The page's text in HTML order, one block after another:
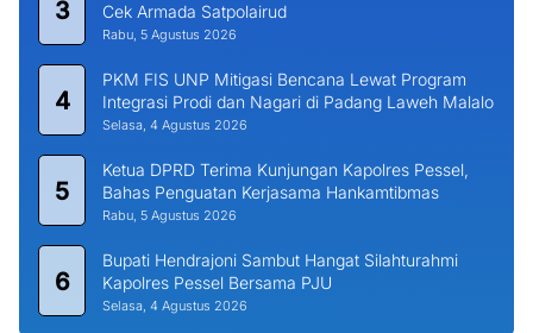
3
Cek Armada Satpolairud
Rabu, 5 Agustus 2026
4
PKM FIS UNP Mitigasi Bencana Lewat Program
Integrasi Prodi dan Nagari di Padang Laweh Malalo
Selasa, 4 Agustus 2026
5
Ketua DPRD Terima Kunjungan Kapolres Pessel,
Bahas Penguatan Kerjasama Hankamtibmas
Rabu, 5 Agustus 2026
6
Bupati Hendrajoni Sambut Hangat Silahturahmi
Kapolres Pessel Bersama PJU
Selasa, 4 Agustus 2026